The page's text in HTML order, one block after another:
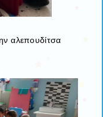
αλεπουδίτσα